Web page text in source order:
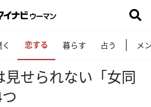
恋する 暮らす 占う メ
せられない「女同